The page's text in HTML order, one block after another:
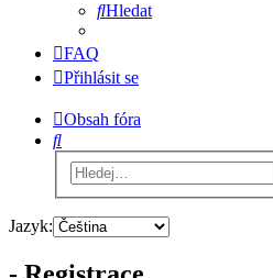
Hledat
FAQ
Přihlásit se
Obsah fóra
Hledat
Jazyk: